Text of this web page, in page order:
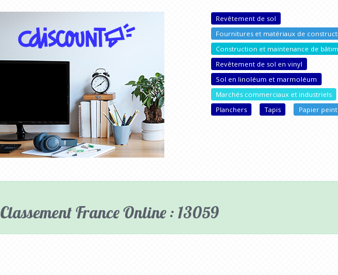
Revêtement de sol
Fournitures et matériaux de
Construction et maintenance de
Revêtement de sol en vinyl
Sol en linoléum et marmoléum
Marchés commerciaux et industriels
Planchers
Tapis Papier peint
Classement France Online : 13059